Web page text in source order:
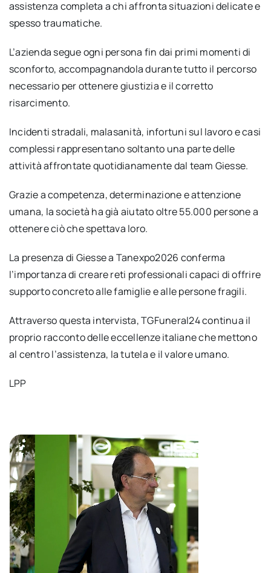
assistenza completa a chi affronta situazioni delicate e
spesso traumatiche.
L’azienda segue ogni persona fin dai primi momenti di
sconforto, accompagnandola durante tutto il percorso
necessario per ottenere giustizia e il corretto
risarcimento.
Incidenti stradali, malasanità, infortuni sul lavoro e casi
complessi rappresentano soltanto una parte delle
attività affrontate quotidianamente dal team Giesse.
Grazie a competenza, determinazione e attenzione
umana, la società ha già aiutato oltre 55.000 persone a
ottenere ciò che spettava loro.
La presenza di Giesse a Tanexpo2026 conferma
l’importanza di creare reti professionali capaci di offrire
supporto concreto alle famiglie e alle persone fragili.
Attraverso questa intervista, TGFuneral24 continua il
proprio racconto delle eccellenze italiane che mettono
al centro l’assistenza, la tutela e il valore umano.
LPP